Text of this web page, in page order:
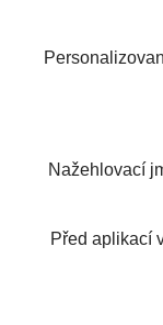
Nažehlovací
Před aplikací